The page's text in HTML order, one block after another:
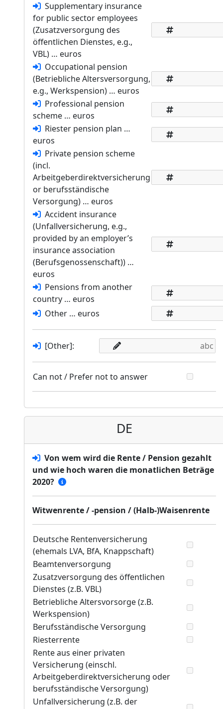
Supplementary insurance
for public sector employees
(Zusatzversorgung des
öffentlichen Dienstes, e.g.,
VBL) … euros
Occupational pension
(Betriebliche Altersversorgung,
e.g., Werkspension) … euros
Professional pension
scheme … euros
Riester pension plan …
euros
Private pension scheme
(incl.
Arbeitgeberdirektversicherung
or berufsständische
Versorgung) … euros
Accident insurance
(Unfallversicherung, e.g.,
provided by an employer’s
insurance association
(Berufsgenossenschaft)) …
euros
Pensions from another
country … euros
Other … euros
[Other]:
Can not / Prefer not to answer
DE
Von wem wird die Rente / Pension gezahlt
und wie hoch waren die monatlichen Beträge
2020?
Witwenrente / -pension / (Halb-)Waisenrente
Deutsche Rentenversicherung
(ehemals LVA, BfA, Knappschaft)
Beamtenversorgung
Zusatzversorgung des öffentlichen
Dienstes (z.B. VBL)
Betriebliche Altersvorsorge (z.B.
Werkspension)
Berufsständische Versorgung
Riesterrente
Rente aus einer privaten
Versicherung (einschl.
Arbeitgeberdirektversicherung oder
berufsständische Versorgung)
Unfallversicherung (z.B. der